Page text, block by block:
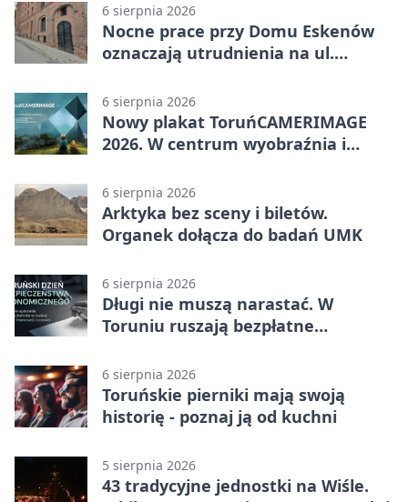
6 sierpnia 2026
Nocne prace przy Domu Eskenów
oznaczają utrudnienia na ul.
6 sierpnia 2026
Nowy plakat ToruńCAMERIMAGE
2026. W centrum wyobraźnia i
6 sierpnia 2026
Arktyka bez sceny i biletów.
Organek dołącza do badań UMK
6 sierpnia 2026
Długi nie muszą narastać. W
Toruniu ruszają bezpłatne
6 sierpnia 2026
Toruńskie pierniki mają swoją
historię - poznaj ją od kuchni
5 sierpnia 2026
43 tradycyjne jednostki na Wiśle.